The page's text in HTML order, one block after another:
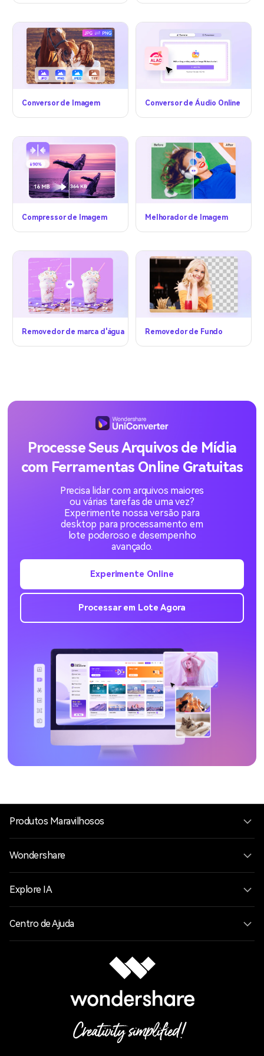
Conversor de Imagem Conversor de Áudio Online
Compressor de Imagem Melhorador de Imagem
Removedor de marca d'água Removedor de Fundo
Processe Seus Arquivos de Mídia
com Ferramentas Online Gratuitas
Precisa lidar com arquivos maiores
ou várias tarefas de uma vez?
Experimente nossa versão para
desktop para processamento em
lote poderoso e desempenho
avançado.
Experimente Online
Processar em Lote Agora
Produtos Maravilhosos
Wondershare
Explore IA
Centro de Ajuda